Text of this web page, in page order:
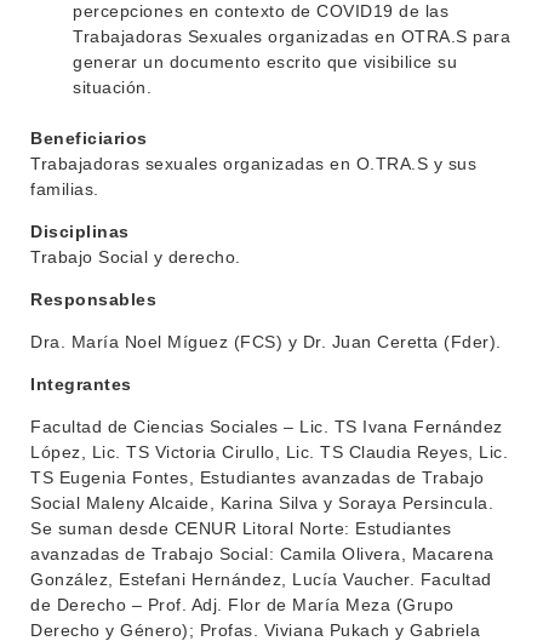
DEPARTAMENTOS
ENSEÑANZA
EXTENSIÓN
SERVICIOS
LLAMADOS
NOTICIAS
BEDELÍA
OFERTA DE GRADO
POSGRADOS
EDUCACIÓN PERMANENTE
MOVILIDAD ACADÉMICA
BIBLIOTECA
percepciones en contexto de COVID19 de las
Trabajadoras Sexuales organizadas en OTRA.S para
generar un documento escrito que visibilice su
situación.
Beneficiarios
Trabajadoras sexuales organizadas en O.TRA.S y sus
familias.
Disciplinas
Trabajo Social y derecho.
Responsables
Dra. María Noel Míguez (FCS) y Dr. Juan Ceretta (Fder).
Integrantes
Facultad de Ciencias Sociales – Lic. TS Ivana Fernández
López, Lic. TS Victoria Cirullo, Lic. TS Claudia Reyes, Lic.
TS Eugenia Fontes, Estudiantes avanzadas de Trabajo
Social Maleny Alcaide, Karina Silva y Soraya Persincula.
Se suman desde CENUR Litoral Norte: Estudiantes
avanzadas de Trabajo Social: Camila Olivera, Macarena
González, Estefani Hernández, Lucía Vaucher. Facultad
de Derecho – Prof. Adj. Flor de María Meza (Grupo
Derecho y Género); Profas. Viviana Pukach y Gabriela